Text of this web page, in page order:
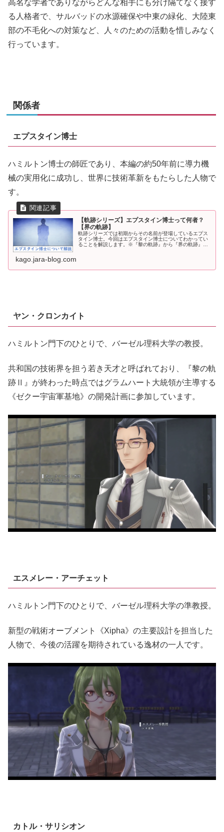
高名な学者でありながらどんな相手にも分け隔てなく接す
る人格者で、サルバッドの水源確保や中東の緑化、大陸東
部の不毛化への対策など、人々のための活動を惜しみなく
行っています。
関係者
エプスタイン博士
ハミルトン博士の師匠であり、本編の約50年前に導力機
械の実用化に成功し、世界に技術革新をもたらした人物で
す。
【軌跡シリーズ】エプスタイン博士って何者？
【界の軌跡】
軌跡シリーズでは初期からその名前が登場しているエプス
タイン博士。今回はエプスタイン博士についてわかってい
ることを解説します。※『黎の軌跡』から『界の軌跡』ま
kago.jara-blog.com
ヤン・クロンカイト
ハミルトン門下のひとりで、バーゼル理科大学の教授。
共和国の技術界を担う若き天才と呼ばれており、『黎の軌
跡Ⅱ』が終わった時点ではグラムハート大統領が主導する
《ゼクー宇宙軍基地》の開発計画に参加しています。
エスメレー・アーチェット
ハミルトン門下のひとりで、バーゼル理科大学の準教授。
新型の戦術オーブメント《Xipha》の主要設計を担当した
人物で、今後の活躍を期待されている逸材の一人です。
カトル・サリシオン